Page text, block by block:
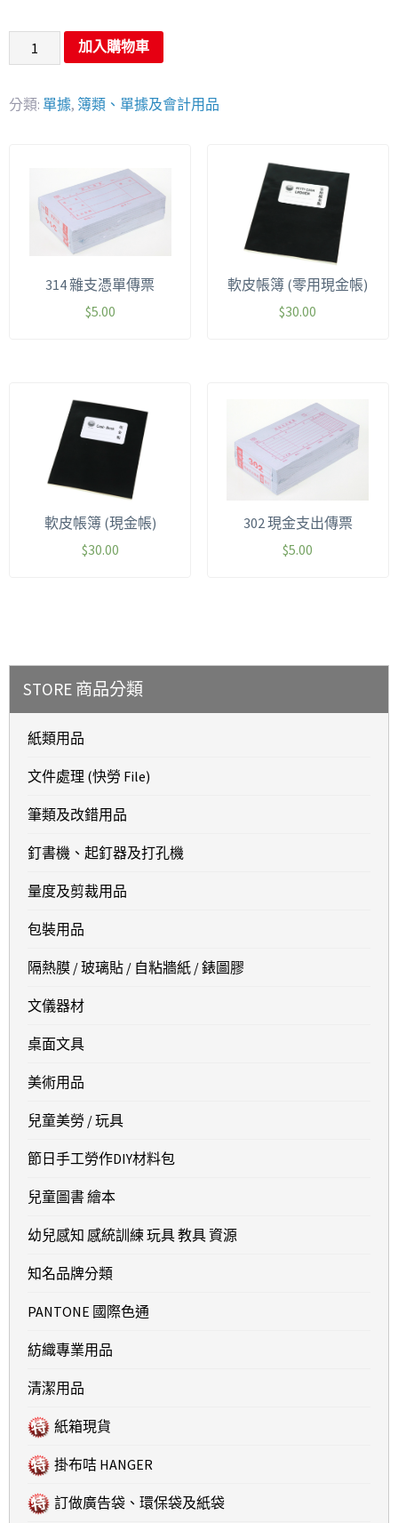
加入購物車
分類: 單據, 簿類、單據及會計用品
314 雜支憑單傳票
$5.00
軟皮帳簿 (零用現金帳)
$30.00
軟皮帳簿 (現金帳)
$30.00
302 現金支出傳票
$5.00
STORE 商品分類
紙類用品
文件處理 (快勞 File)
筆類及改錯用品
釘書機、起釘器及打孔機
量度及剪裁用品
包裝用品
隔熱膜 / 玻璃貼 / 自粘牆紙 / 錶圖膠
文儀器材
桌面文具
美術用品
兒童美勞 / 玩具
節日手工勞作DIY材料包
兒童圖書 繪本
幼兒感知 感統訓練 玩具 教具 資源
知名品牌分類
PANTONE 國際色通
紡織專業用品
清潔用品
紙箱現貨
掛布咭 HANGER
訂做廣告袋、環保袋及紙袋